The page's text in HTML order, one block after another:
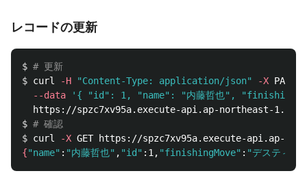
レコードの更新
$ # 更新
$ curl -H "Content-Type: application/json" -X PATCH
--data
'{ "id": 1, "name": "内藤哲也",
$ # 確認
$ curl
-X
{"name" : "内藤哲也" , "id" :1, "finishingMove" : "デスティー